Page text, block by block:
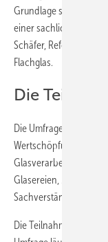
Grundlage schaffen,
einer sachlichen
Schäfer, Referent für
Flachglas.
Die
Die Umfrage richtet
Wertschöpfungskette
Glasverarbeitern über
Glasereien,
Sachverständigen.
Die Teilnahme ist